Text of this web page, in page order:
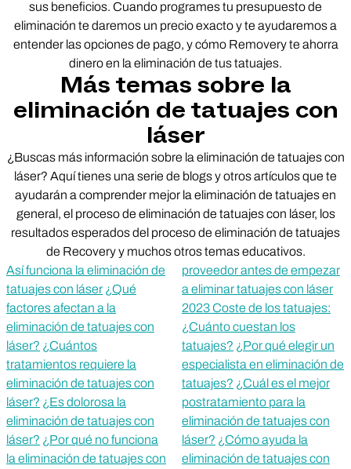
sus beneficios. Cuando programes tu presupuesto de
eliminación te daremos un precio exacto y te ayudaremos a
entender las opciones de pago, y cómo Removery te ahorra
dinero en la eliminación de tus tatuajes.
Más temas sobre la
eliminación de tatuajes con
láser
¿Buscas más información sobre la eliminación de tatuajes con
láser? Aquí tienes una serie de blogs y otros artículos que te
ayudarán a comprender mejor la eliminación de tatuajes en
general, el proceso de eliminación de tatuajes con láser, los
resultados esperados del proceso de eliminación de tatuajes
de Recovery y muchos otros temas educativos.
Así funciona la eliminación de
tatuajes con láser ¿Qué
factores afectan a la
eliminación de tatuajes con
láser? ¿Cuántos
tratamientos requiere la
eliminación de tatuajes con
láser? ¿Es dolorosa la
eliminación de tatuajes con
láser? ¿Por qué no funciona
la eliminación de tatuajes con
proveedor antes de empezar
a eliminar tatuajes con láser
2023 Coste de los tatuajes:
¿Cuánto cuestan los
tatuajes? ¿Por qué elegir un
especialista en eliminación de
tatuajes? ¿Cuál es el mejor
postratamiento para la
eliminación de tatuajes con
láser? ¿Cómo ayuda la
eliminación de tatuajes con